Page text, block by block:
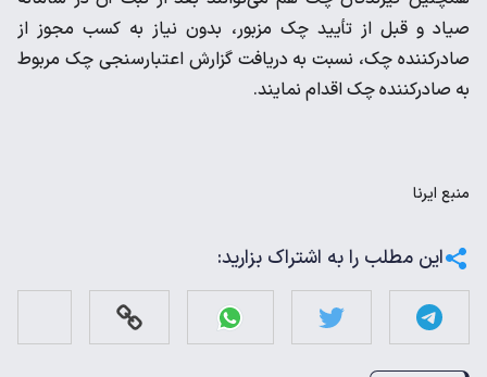
صیاد و قبل از تأیید چک مزبور، بدون نیاز به کسب مجوز از
صادرکننده چک، نسبت به دریافت گزارش اعتبارسنجی چک مربوط
به صادرکننده چک اقدام نمایند.
منبع ایرنا
این مطلب را به اشتراک بزارید: